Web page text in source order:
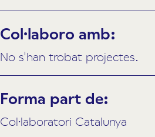
Col·laboro amb:
No s'han trobat projectes.
Forma part de:
Col·laboratori Catalunya